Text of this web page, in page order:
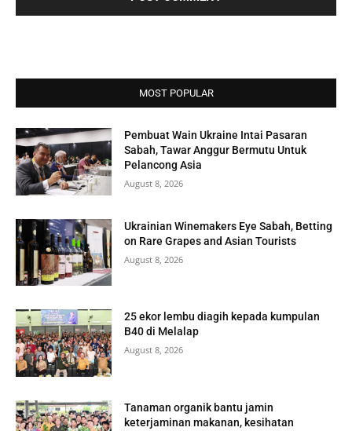
MOST POPULAR
Pembuat Wain Ukraine Intai Pasaran
Sabah, Tawar Anggur Bermutu Untuk
Pelancong Asia
August 8, 2026
Ukrainian Winemakers Eye Sabah, Betting
on Rare Grapes and Asian Tourists
August 8, 2026
25 ekor lembu diagih kepada kumpulan
B40 di Melalap
August 8, 2026
Tanaman organik bantu jamin
keterjaminan makanan, kesihatan